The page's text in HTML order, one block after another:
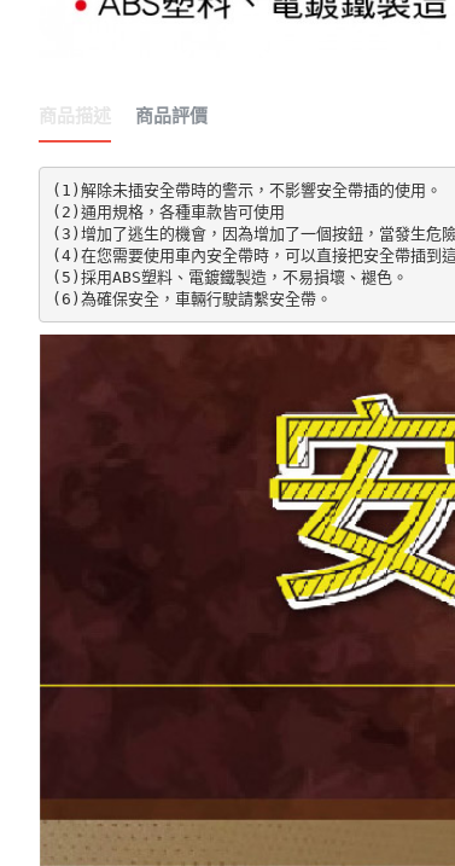
商品描述 商品評價
(1)解除未插安全帶時的警示，不影響安全帶插的使用。
(2)通用規格，各種車款皆可使用
(3)增加了逃生的機會，因為增加了一個按鈕，當發生危
(4)在您需要使用車內安全帶時，可以直接把安全帶插到
(5)採用ABS塑料、電鍍鐵製造，不易損壞、褪色。
(6)為確保安全，車輛行駛請繫安全帶。